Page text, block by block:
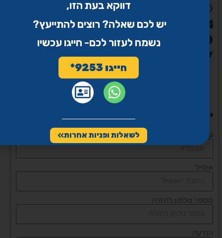
יש לכם שאלה? מלאו את הטופס
שם
אימייל
מספר טלפון לחזרה
הודעה
דווקא בעת הזו,
יש לכם שאלה? רוצים להתייעץ?
נשמח לעזור לכם- חייגו עכשיו
חייגו 9253*
לשאלות ופניות אחרות